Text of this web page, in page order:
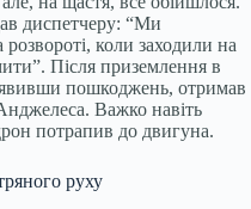
диспетчеру: “Ми
коли заходили на
Після приземлення в
пошкоджень, отримав
Важко навіть
потрапив до двигуна.
руху